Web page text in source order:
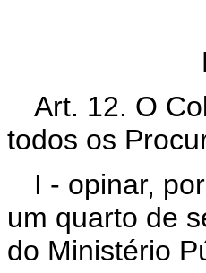
Art. 12. O
todos os
I - opinar,
um quarto de
do Ministério